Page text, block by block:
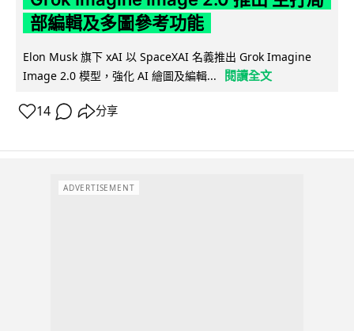
部編輯及多圖參考功能
Elon Musk 旗下 xAI 以 SpaceXAI 名義推出 Grok Imagine
Image 2.0 模型，強化 AI 繪圖及編輯...
閱讀全文
14 分享
ADVERTISEMENT